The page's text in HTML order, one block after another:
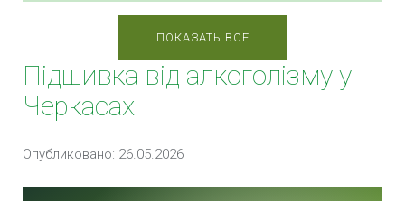
Кодування Налтрексон у Черкасах
Кодування Колме у Черкасах
Кодування Наноксолом у Черкасах
Кодування Селінкро у Черкасах
ПОКАЗАТЬ ВСЕ
Підшивка від алкоголізму у
Черкасах
Опубликовано: 26.05.2026